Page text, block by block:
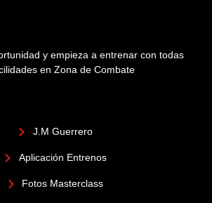
y empieza a entrenar con todas
en Zona de Combate
J.M Guerrero
Aplicación Entrenos
Fotos Masterclass